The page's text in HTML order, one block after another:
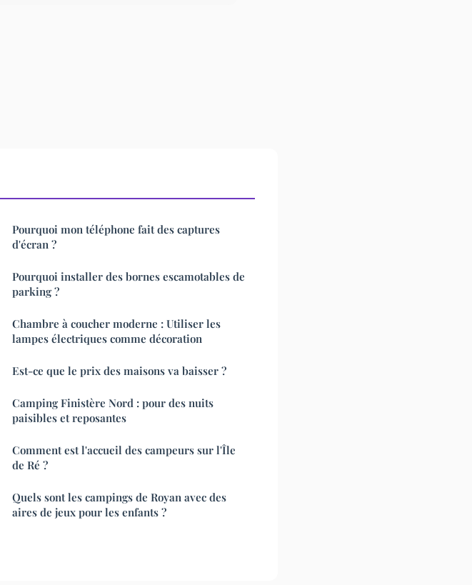
Pourquoi mon téléphone fait des captures
d'écran ?
Pourquoi installer des bornes escamotables de
parking ?
Chambre à coucher moderne : Utiliser les
lampes électriques comme décoration
Est-ce que le prix des maisons va baisser ?
Camping Finistère Nord : pour des nuits
paisibles et reposantes
Comment est l'accueil des campeurs sur l'Île
de Ré ?
Quels sont les campings de Royan avec des
aires de jeux pour les enfants ?